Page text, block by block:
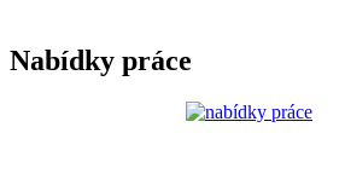
Nabídky práce